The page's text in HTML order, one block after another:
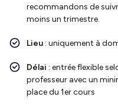
recommandons de
moins un trimestre.
Lieu : uniquement à
Délai : entrée flexible
professeur avec un
place du 1er cours